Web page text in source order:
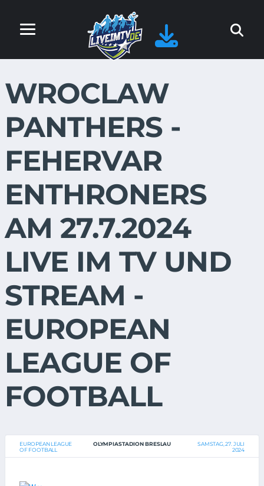
WROCLAW
PANTHERS -
FEHERVAR
ENTHRONERS
AM 27.7.2024
LIVE IM TV UND
STREAM -
EUROPEAN
LEAGUE OF
FOOTBALL
EUROPEAN LEAGUE
OF FOOTBALL
OLYMPIASTADION BRESLAU
SAMSTAG, 27. JULI
2024